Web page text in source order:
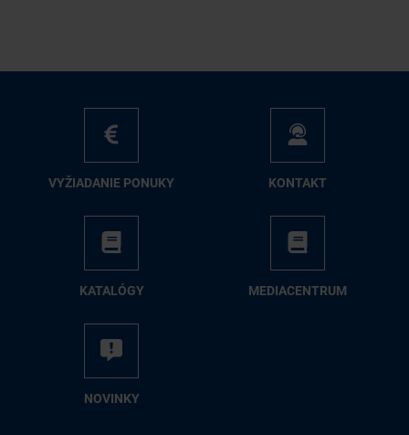
VY­ŽIA­DA­NIE PO­NU­KY KON­TAKT
KA­TA­LÓ­GY ME­DIA­CEN­TRUM
NO­VIN­KY